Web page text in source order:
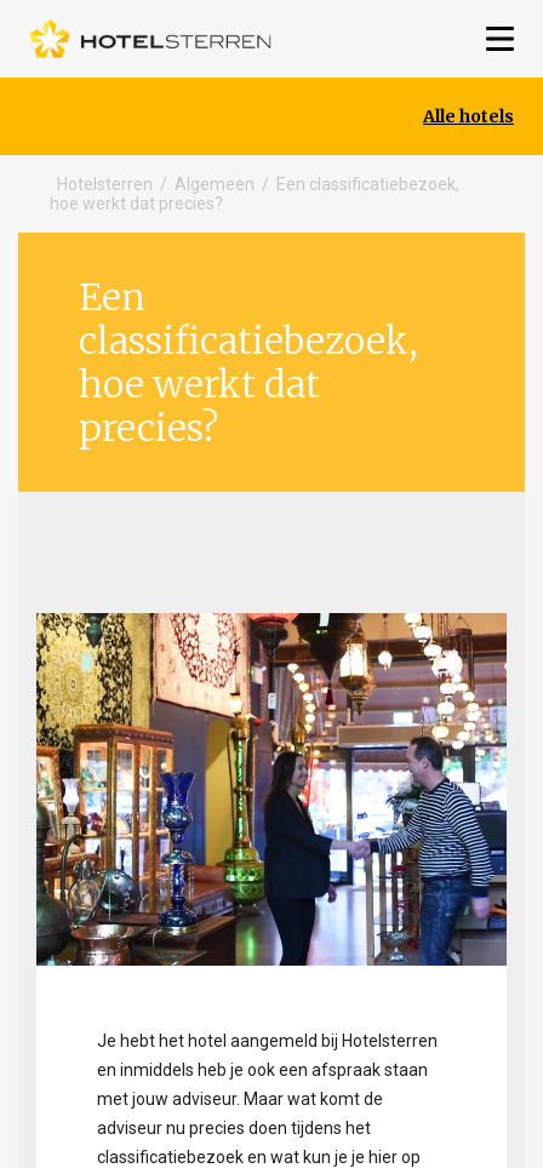
Alle hotels
Hotelsterren / Algemeen / Een classificatiebezoek,
hoe werkt dat precies?
Een
classificatiebezoek,
hoe werkt dat
precies?
Je hebt het hotel aangemeld bij Hotelsterren
en inmiddels heb je ook een afspraak staan
met jouw adviseur. Maar wat komt de
adviseur nu precies doen tijdens het
classificatiebezoek en wat kun je je hier op